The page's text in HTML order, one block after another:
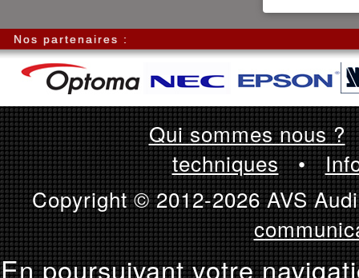
Nos partenaires :
Qui sommes nous ?
techniques•
Copyright © 2012-2026 AVS
En poursuivant votre